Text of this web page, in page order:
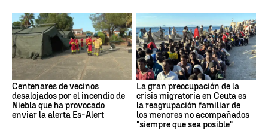
Centenares de vecinos
desalojados por el incendio de
Niebla que ha provocado
enviar la alerta Es-Alert
La gran preocupación de la
crisis migratoria en Ceuta es
la reagrupación familiar de
los menores no acompañados
"siempre que sea posible"